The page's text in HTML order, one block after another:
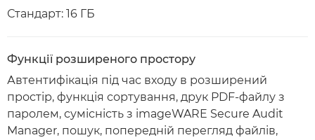
Стандарт: 16 ГБ
Функції розширеного простору
Автентифікація під час входу в розширений
простір, функція сортування, друк PDF-файлу з
паролем, сумісність з imageWARE Secure Audit
Manager, пошук, попередній перегляд файлів,